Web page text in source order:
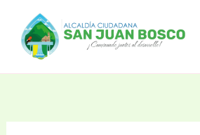
contenido
por: